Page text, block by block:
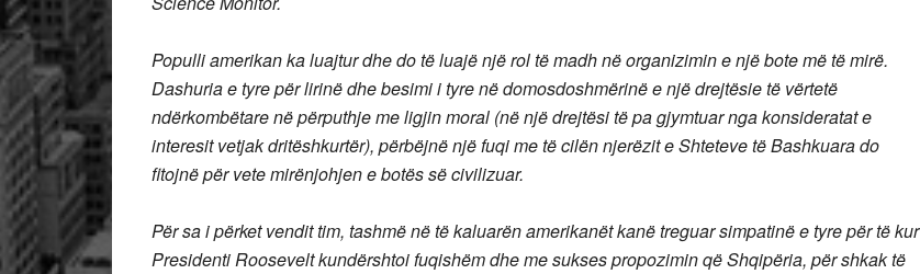
Populli amerikan ka luajtur dhe do të luajë një rol të madh në organizimin e një bote më të mirë.
Dashuria e tyre për lirinë dhe besimi i tyre në domosdoshmërinë e një drejtësie të vërtetë
ndërkombëtare në përputhje me ligjin moral (në një drejtësi të pa gjymtuar nga konsideratat e
interesit vetjak dritëshkurtër), përbëjnë një fuqi me të cilën njerëzit e Shteteve të Bashkuara do
fitojnë për vete mirënjohjen e botës së civilizuar.
Për sa i përket vendit tim, tashmë në të kaluarën amerikanët kanë treguar simpatinë e tyre për të kur
Presidenti Roosevelt kundërshtoi fuqishëm dhe me sukses propozimin që Shqipëria, për shkak të